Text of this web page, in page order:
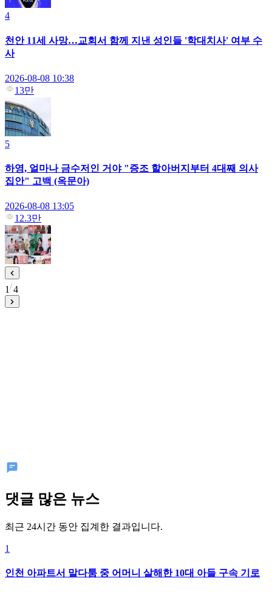
4
천안 11세 사망…교회서 함께 지낸 성인들 '학대치사' 여부 수
사
2026-08-08 10:38
13만
5
하영, 얼마나 금수저인 거야 "증조 할아버지부터 4대째 의사
집안" 고백 (옥문아)
2026-08-08 13:05
12.3만
1 4
댓글 많은 뉴스
최근 24시간 동안 집계한 결과입니다.
1
인천 아파트서 말다툼 중 어머니 살해한 10대 아들 구속 기로